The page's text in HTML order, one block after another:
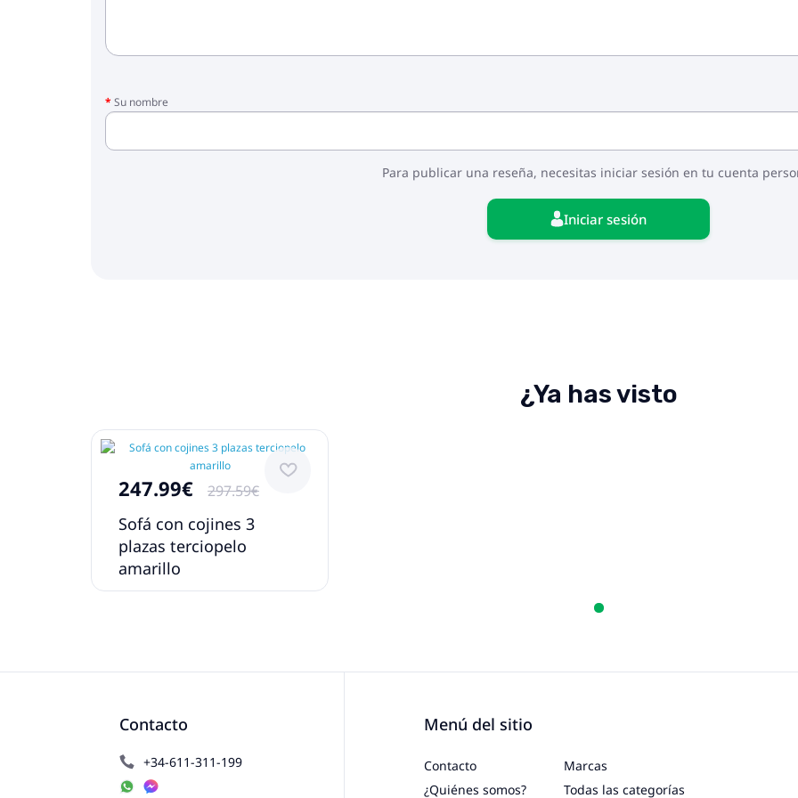
Su nombre
Para publicar una reseña, necesitas iniciar sesión en tu cuenta
Iniciar sesión
¿Ya has visto
247.99€ 297.59€
Sofá con cojines 3
plazas terciopelo
amarillo
Contacto
+34-611-311-199
Menú del sitio
Contacto
¿Quiénes somos?
Marcas
Todas las categorías